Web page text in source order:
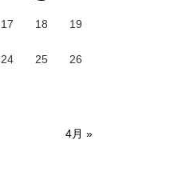
17 18 19
24 25 26
4月 »